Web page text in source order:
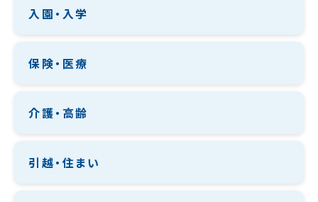
入園・入学
保険・医療
介護・高齢
引越・住まい